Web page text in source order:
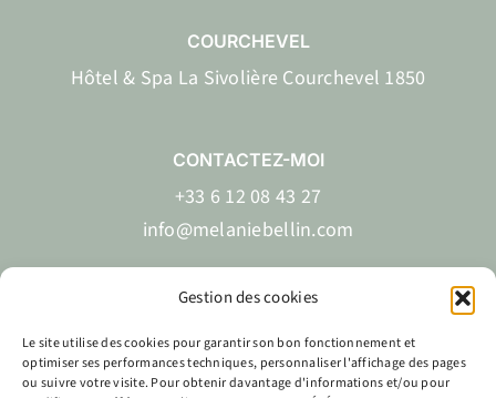
Gestion des cookies
Le site utilise des cookies pour garantir son bon fonctionnement et
optimiser ses performances techniques, personnaliser l'affichage des pages
ou suivre votre visite. Pour obtenir davantage d'informations et/ou pour
COURCHEVEL
Hôtel & Spa La Sivolière Courchevel 1850
CONTACTEZ-MOI
+33 6 12 08 43 27
info@melaniebellin.com
EN FR